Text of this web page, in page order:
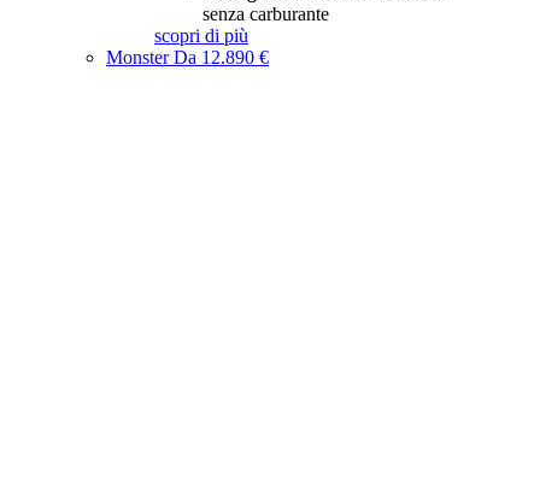
senza carburante
scopri di più
MonsterDa 12.890 €